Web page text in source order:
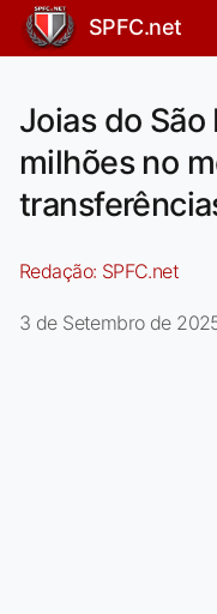
SPFC.net
Joias do
milhões no
Redação: SPFC.net
3 de Setembro de